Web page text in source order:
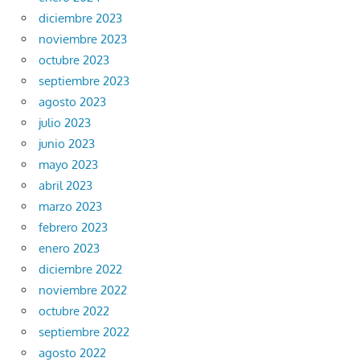
diciembre 2023
noviembre 2023
octubre 2023
septiembre 2023
agosto 2023
julio 2023
junio 2023
mayo 2023
abril 2023
marzo 2023
febrero 2023
enero 2023
diciembre 2022
noviembre 2022
octubre 2022
septiembre 2022
agosto 2022